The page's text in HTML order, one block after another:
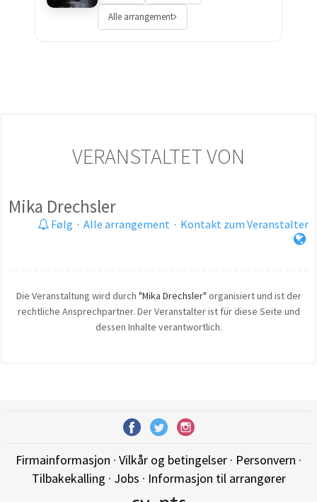
Alle arrangement
VERANSTALTET VON
Mika Drechsler
Følg · Alle arrangement · Kontakt zum Veranstalter
Die Veranstaltung wird durch "Mika Drechsler" organisiert und ist der
rechtliche Ansprechpartner. Der Veranstalter ist für diese Seite und
dessen Inhalte verantwortlich.
Firmainformasjon · Vilkår og betingelser · Personvern ·
Tilbakekalling · Jobs · Informasjon til arrangører